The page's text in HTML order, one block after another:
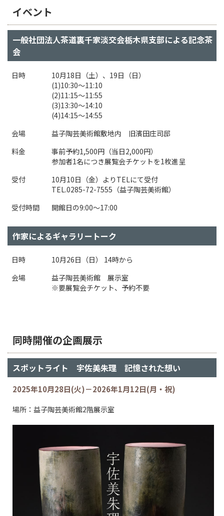
イベント
一般社団法人茶道裏千家淡交会栃木県支部による記念茶
会
日時
10月18日（土）、19日（日）
(1)10:30～11:10
(2)11:15～11:55
(3)13:30～14:10
(4)14:15～14:55
会場
益子陶芸美術館敷地内 旧濱田庄司邸
料金
事前予約1,500円（当日2,000円）
参加者1名につき展覧会チケットを1枚進呈
受付
10月10日（金）よりTELにて受付
TEL.0285-72-7555（益子陶芸美術館）
受付時間
開館日の9:00～17:00
作家によるギャラリートーク
日時
10月26日（日） 14時から
会場
益子陶芸美術館 展示室
※要展覧会チケット、予約不要
同時開催の企画展示
スポットライト 宇佐美朱理 記憶された想い
2025年10月28日(火)－2026年1月12日(月・祝)
場所：益子陶芸美術館2階展示室